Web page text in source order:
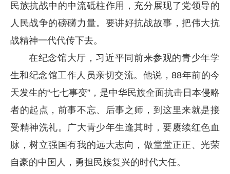
民族抗战中的中流砥柱作用，充分展现了党领导的
人民战争的磅礴力量。要讲好抗战故事，把伟大抗
战精神一代代传下去。
在纪念馆大厅，习近平同前来参观的青少年学
生和纪念馆工作人员亲切交流。他说，88年前的今
天发生的“七七事变”，是中华民族全面抗击日本侵略
者的起点，前事不忘、后事之师，到这里来就是接
受精神洗礼。广大青少年生逢其时，要赓续红色血
脉，树立强国有我的远大志向，做堂堂正正、光荣
自豪的中国人，勇担民族复兴的时代大任。